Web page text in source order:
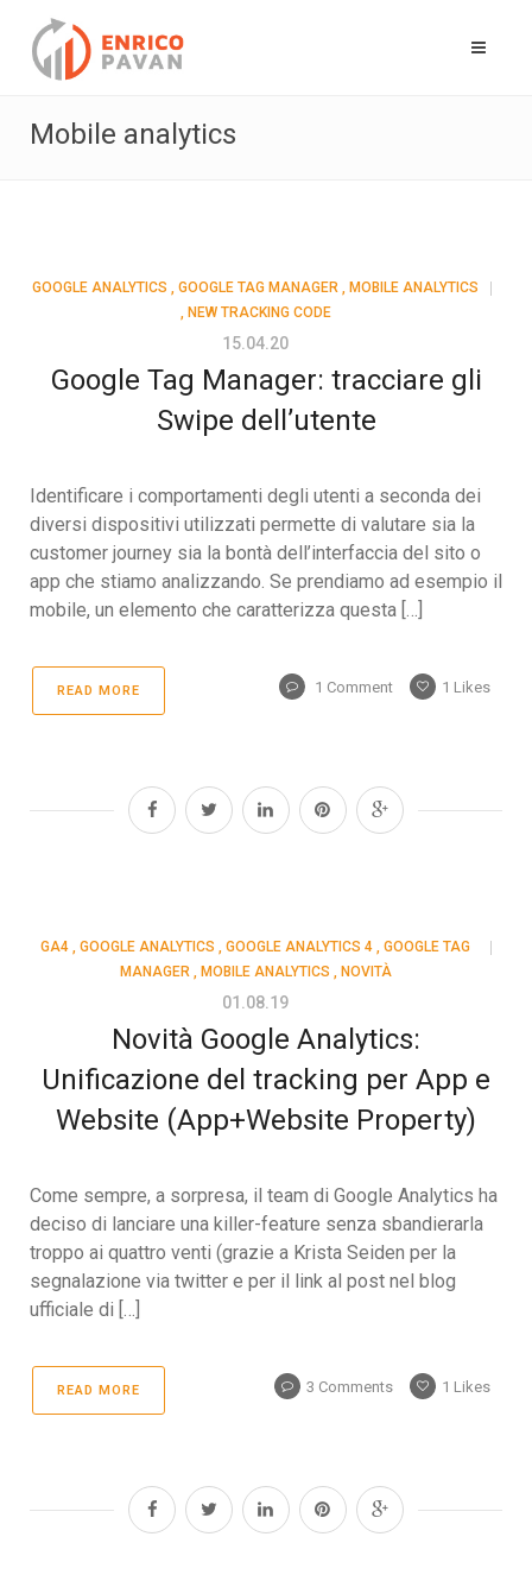
Mobile analytics
GOOGLE ANALYTICS , GOOGLE TAG MANAGER , MOBILE ANALYTICS
, NEW TRACKING CODE
15.04.20
Google Tag Manager: tracciare gli
Swipe dell’utente
Identificare i comportamenti degli utenti a seconda dei
diversi dispositivi utilizzati permette di valutare sia la
customer journey sia la bontà dell’interfaccia del sito o
app che stiamo analizzando. Se prendiamo ad esempio il
mobile, un elemento che caratterizza questa […]
READ MORE 1 Comment 1 Likes
GA4 , GOOGLE ANALYTICS , GOOGLE ANALYTICS 4 , GOOGLE TAG
MANAGER, MOBILE ANALYTICS , NOVITÀ
01.08.19
Novità Google Analytics:
Unificazione del tracking per App e
Website (App+Website Property)
Come sempre, a sorpresa, il team di Google Analytics ha
deciso di lanciare una killer-feature senza sbandierarla
troppo ai quattro venti (grazie a Krista Seiden per la
segnalazione via twitter e per il link al post nel blog
ufficiale di […]
READ MORE 3 Comments 1 Likes